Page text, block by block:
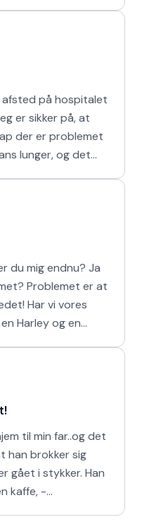
på hospitalet
er sikker på, at
der er problemet
lunger, og det
er at
Har vi vores
til min far..og det
han brokker sig
gået i stykker. Han
kaffe, -